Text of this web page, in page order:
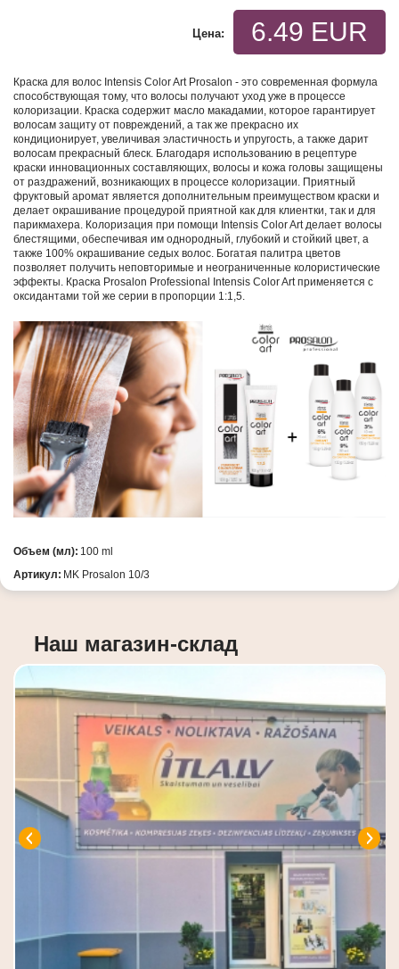
6.49 EUR
Цена:
Краска для волос Intensis Color Art Prosalon - это современная формула
способствующая тому, что волосы получают уход уже в процессе
колоризации. Краска содержит масло макадамии, которое гарантирует
волосам защиту от повреждений, а так же прекрасно их
кондиционирует, увеличивая эластичность и упругость, а также дарит
волосам прекрасный блеск. Благодаря использованию в рецептуре
краски инновационных составляющих, волосы и кожа головы защищены
от раздражений, возникающих в процессе колоризации. Приятный
фруктовый аромат является дополнительным преимуществом краски и
делает окрашивание процедурой приятной как для клиентки, так и для
парикмахера. Колоризация при помощи Intensis Color Art делает волосы
блестящими, обеспечивая им однородный, глубокий и стойкий цвет, а
также 100% окрашивание седых волос. Богатая палитра цветов
позволяет получить неповторимые и неограниченные колористические
эффекты. Краска Prosalon Professional Intensis Color Art применяется с
оксидантами той же серии в пропорции 1:1,5.
Объем (мл): 100 ml
Артикул: MK Prosalon 10/3
Наш магазин-склад